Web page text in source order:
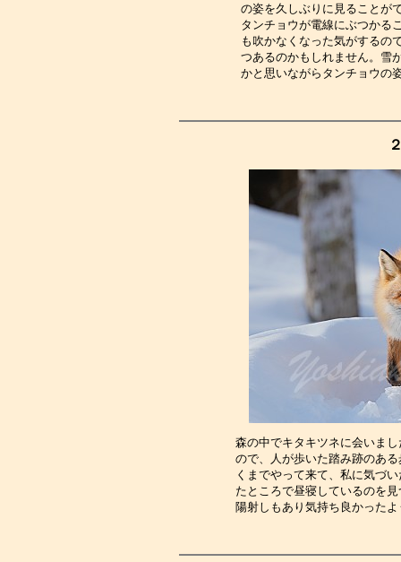
の姿を久しぶりに見ることが
タンチョウが電線にぶつかる
も吹かなくなった気がするの
つあるのかもしれません。雪
かと思いながらタ
森の中でキタキツネに会いま
ので、人が歩いた踏み跡のあ
くまでやって来て、私に気づ
たところで昼寝しているのを
陽射しもあり気